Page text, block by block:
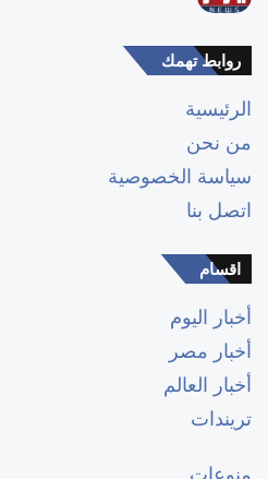
روابط تهمك
الرئيسية
من نحن
سياسة الخصوصية
اتصل بنا
اقسام
أخبار اليوم
أخبار مصر
أخبار العالم
تريندات